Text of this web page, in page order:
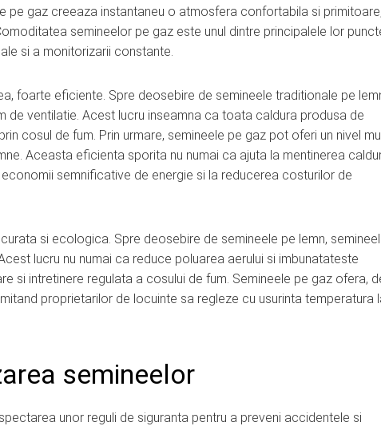
pe gaz creeaza instantaneu o atmosfera confortabila si primitoare,
semineelor pe gaz este unul dintre principalele lor
si a monitorizarii constante.
foarte eficiente. Spre deosebire de semineele traditionale pe
de ventilatie. Acest lucru inseamna ca toata caldura produsa de
cosul de fum. Prin urmare, semineele pe gaz pot oferi un nivel
Aceasta eficienta sporita nu numai ca ajuta la mentinerea
semnificative de energie si la reducerea costurilor de
si ecologica. Spre deosebire de semineele pe lemn,
lucru nu numai ca reduce poluarea aerului si imbunatateste
si intretinere regulata a cosului de fum. Semineele pe gaz ofera,
proprietarilor de locuinte sa regleze cu usurinta temperatura
semineelor
unor reguli de siguranta pentru a preveni accidentele si